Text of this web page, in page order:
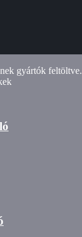
gyártók feltöltve.